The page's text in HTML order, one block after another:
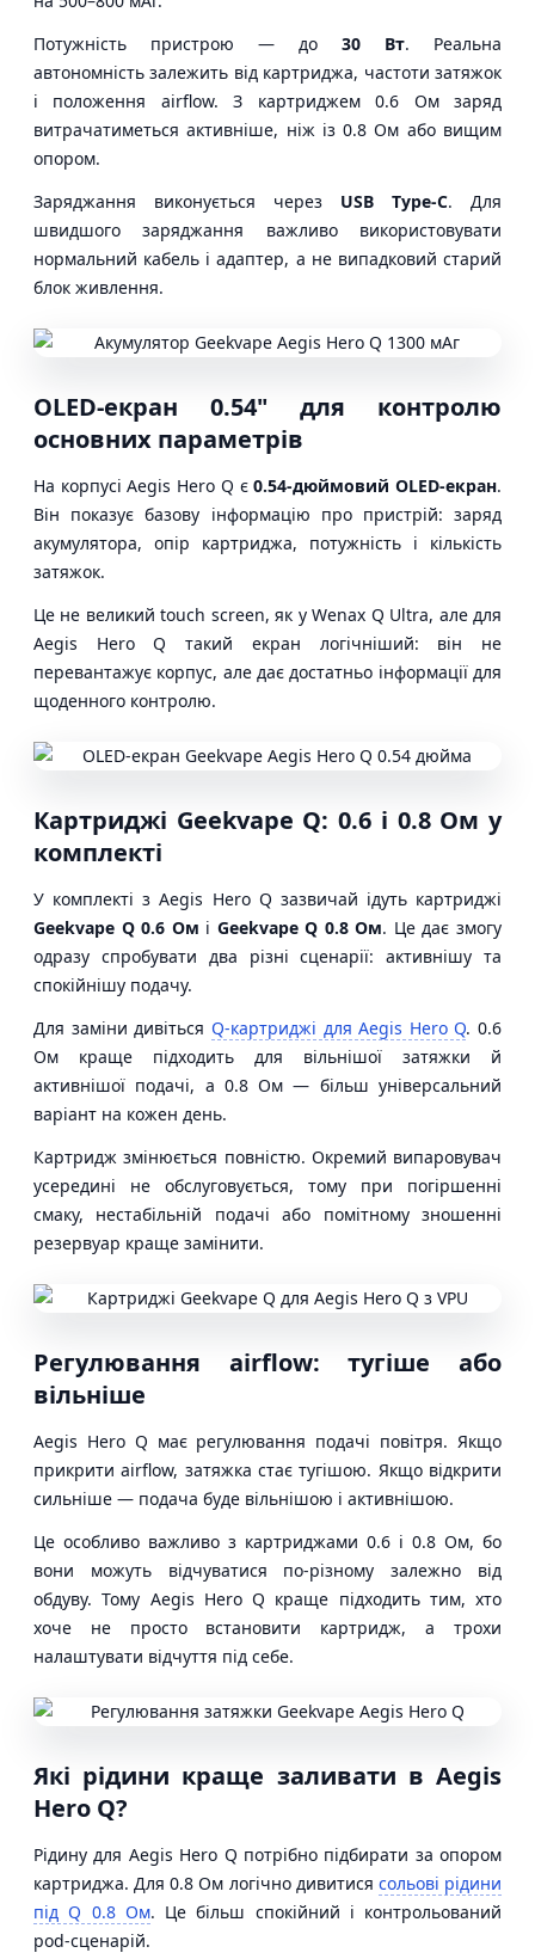
Потужність пристрою — до 30 Вт. Реальна
автономність залежить від картриджа, частоти затяжок
і положення airflow. З картриджем 0.6 Ом заряд
витрачатиметься активніше, ніж із 0.8 Ом або вищим
опором.
Заряджання виконується через USB Type-C. Для
швидшого заряджання важливо використовувати
нормальний кабель і адаптер, а не випадковий старий
блок живлення.
OLED-екран 0.54" для контролю
основних параметрів
На корпусі Aegis Hero Q є0.54-дюймовий OLED-екран.
Він показує базову інформацію про пристрій: заряд
акумулятора, опір картриджа, потужність і кількість
затяжок.
Це не великий touch screen, як у Wenax Q Ultra, але для
Aegis Hero Q такий екран логічніший: він не
перевантажує корпус, але дає достатньо інформації для
щоденного контролю.
Картриджі Geekvape Q: 0.6 і 0.8 Ом у
комплекті
У комплекті з Aegis Hero Q зазвичай ідуть картриджі
Geekvape Q 0.6 Ом і Geekvape Q 0.8 Ом. Це дає змогу
одразу спробувати два різні сценарії: активнішу та
спокійнішу подачу.
Для заміни дивіться Q-картриджі для Aegis Hero Q. 0.6
Ом краще підходить для вільнішої затяжки й
активнішої подачі, а 0.8 Ом — більш універсальний
варіант на кожен день.
Картридж змінюється повністю. Окремий випаровувач
усередині не обслуговується, тому при погіршенні
смаку, нестабільній подачі або помітному зношенні
резервуар краще замінити.
Регулювання airflow: тугіше або
вільніше
Aegis Hero Q має регулювання подачі повітря. Якщо
прикрити airflow, затяжка стає тугішою. Якщо відкрити
сильніше — подача буде вільнішою і активнішою.
Це особливо важливо з картриджами 0.6 і 0.8 Ом, бо
вони можуть відчуватися по-різному залежно від
обдуву. Тому Aegis Hero Q краще підходить тим, хто
хоче не просто встановити картридж, а трохи
налаштувати відчуття під себе.
Які рідини краще заливати в Aegis
Hero Q?
Рідину для Aegis Hero Q потрібно підбирати за опором
картриджа. Для 0.8 Ом логічно дивитися сольові рідини
під Q 0.8 Ом. Це більш спокійний і контрольований
pod-сценарій.